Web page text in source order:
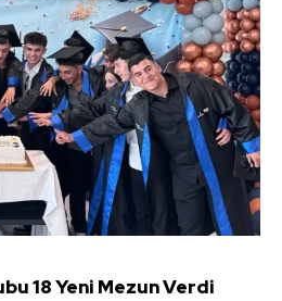
18 Yeni Mezun Verdi